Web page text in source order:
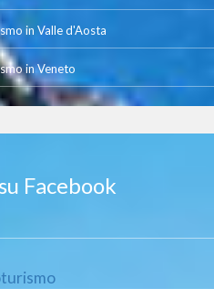
in Valle d'Aosta
in Veneto
Facebook